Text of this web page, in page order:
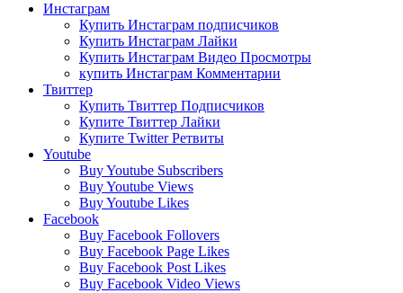
Инстаграм
Купить Инстаграм подписчиков
Купить Инстаграм Лайки
Купить Инстаграм Видео Просмотры
купить Инстаграм Комментарии
Твиттер
Купить Твиттер Подписчиков
Купите Твиттер Лайки
Купите Twitter Ретвиты
Youtube
Buy Youtube Subscribers
Buy Youtube Views
Buy Youtube Likes
Facebook
Buy Facebook Follovers
Buy Facebook Page Likes
Buy Facebook Post Likes
Buy Facebook Video Views